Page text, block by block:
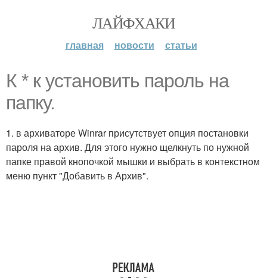
ЛАЙФХАКИ
главная новости статьи
К * к установить пароль на
папку.
1. в архиваторе Winrar присутствует опция постановки
пароля на архив. Для этого нужно щелкнуть по нужной
папке правой кнопочкой мышки и выбрать в контекстном
меню пункт "Добавить в Архив".